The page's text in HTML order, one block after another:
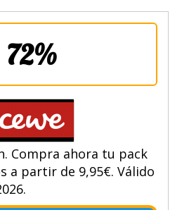
72%
Compra ahora tu pack
a partir de 9,95€. Válido